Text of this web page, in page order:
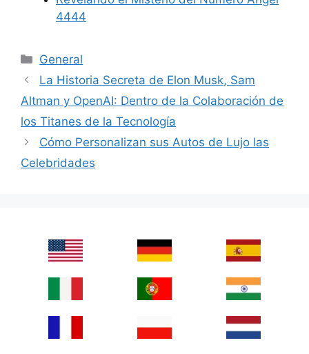
4444
Categories
General
La Historia Secreta de Elon Musk, Sam
Altman y OpenAI: Dentro de la Colaboración de
los Titanes de la Tecnología
Cómo Personalizan sus Autos de Lujo las
Celebridades